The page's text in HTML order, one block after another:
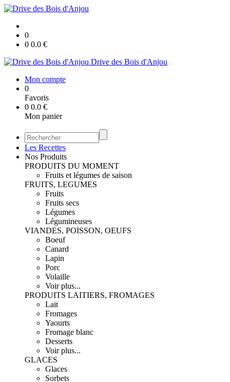
0
0 0.0 €
Drive des Bois d'Anjou
Mon compte
0
Favoris
0 0.0 €
Mon panier
Les Recettes
Nos Produits
PRODUITS DU MOMENT
Fruits et légumes de saison
FRUITS, LEGUMES
Fruits
Fruits secs
Légumes
Légumineuses
VIANDES, POISSON, OEUFS
Boeuf
Canard
Lapin
Porc
Volaille
Voir plus...
PRODUITS LAITIERS, FROMAGES
Lait
Fromages
Yaourts
Fromage blanc
Desserts
Voir plus...
GLACES
Glaces
Sorbets